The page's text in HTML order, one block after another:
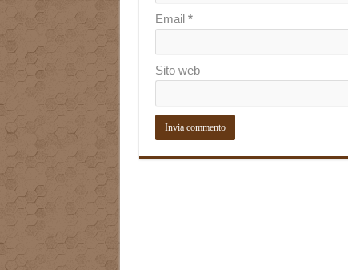
Email *
Sito web